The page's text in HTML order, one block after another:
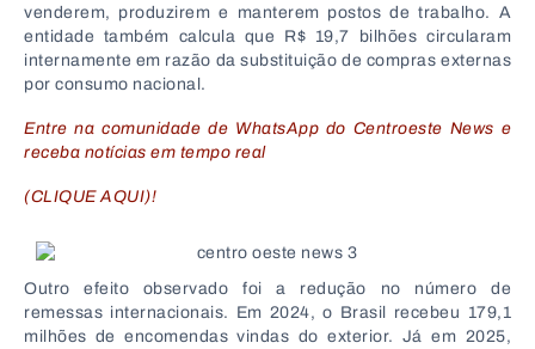
venderem, produzirem e manterem postos de trabalho. A
entidade também calcula que R$ 19,7 bilhões circularam
internamente em razão da substituição de compras externas
por consumo nacional.
Entre na comunidade de WhatsApp do Centroeste News e
receba notícias em tempo real
(CLIQUE AQUI)!
Outro efeito observado foi a redução no número de
remessas internacionais. Em 2024, o Brasil recebeu 179,1
milhões de encomendas vindas do exterior. Já em 2025,